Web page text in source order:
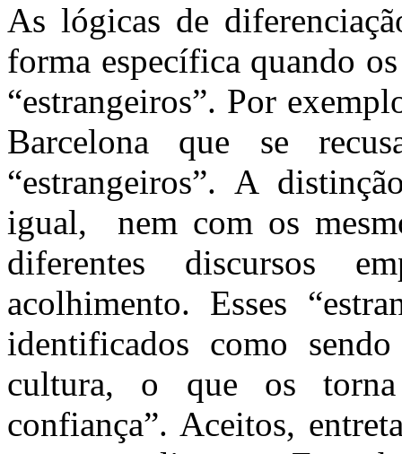
As lógicas de
forma específica quando
“estrangeiros”. Por
Barcelona que se
“estrangeiros”. A
igual, nem com os
diferentes discursos
acolhimento. Esses
identificados como
cultura, o que os
confiança”. Aceitos,